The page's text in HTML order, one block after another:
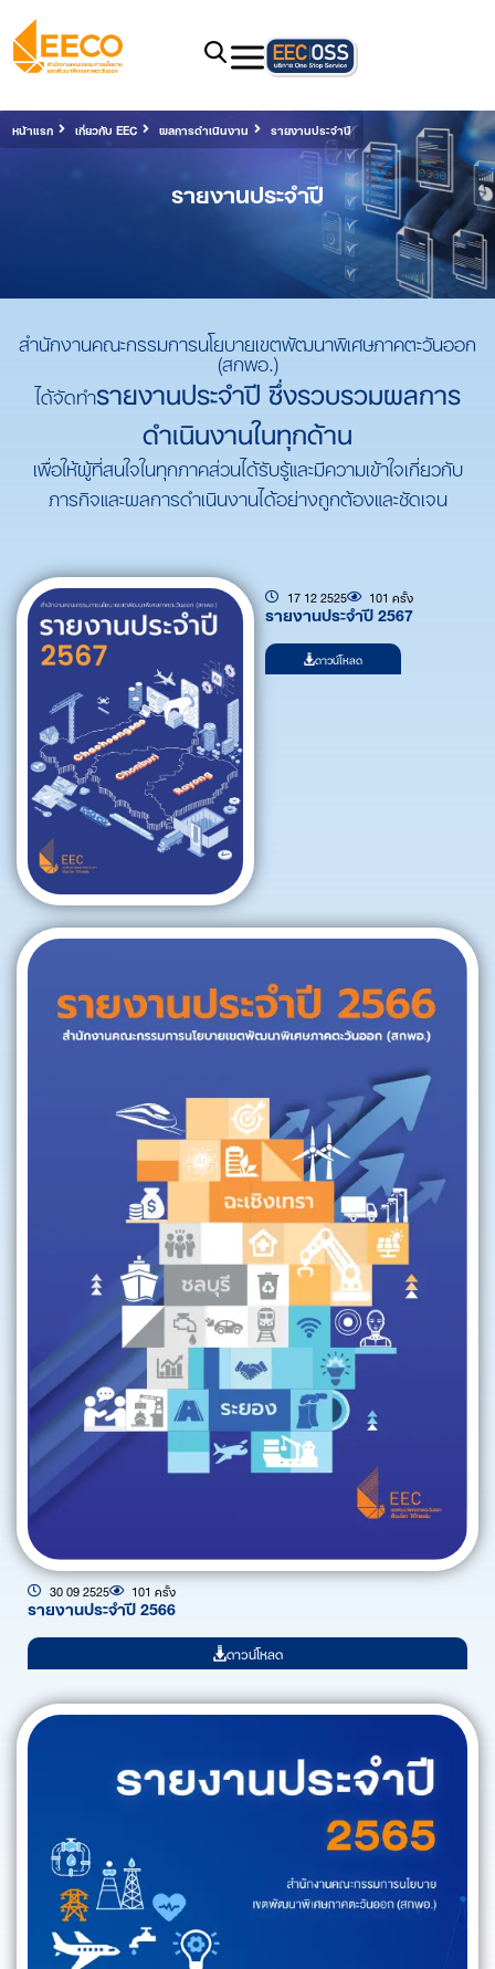
หน้าแรก เกี่ยวกับ EEC ผลการดำเนินงาน รายงานประจำปี
รายงานประจำปี
สำนักงานคณะกรรมการนโยบายเขตพัฒนาพิเศษภาคตะวันออก
(สกพอ.)
ได้จัดทำรายงานประจำปี ซึ่งรวบรวมผลการ
ดำเนินงานในทุกด้าน
เพื่อให้ผู้ที่สนใจในทุกภาคส่วนได้รับรู้และมีความเข้าใจเกี่ยวกับ
ภารกิจและผลการดำเนินงานได้อย่างถูกต้องและชัดเจน
17 12 2525 101 ครั้ง
รายงานประจำปี 2567
ดาวน์โหลด
30 09 2525 101 ครั้ง
รายงานประจำปี 2566
ดาวน์โหลด